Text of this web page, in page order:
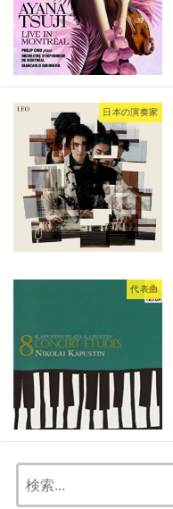
日本の演奏家
代表曲